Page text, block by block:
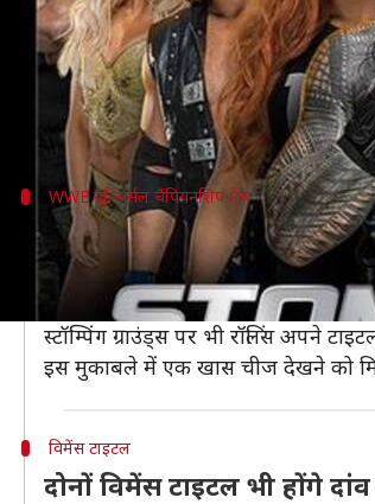
WWE इस साल एक और पे-पर-व्यू इवेंट
इसी महीने की शुरुआत में WWE ने
24 जून को WWE स्टॉम्पिंग ग्राउंड्स
WWE यूनिवर्सल चैंपियनशिप मैच
कॉर्बिन के खिलाफ यूनिवर्सल
सैथ रॉलिंस ने रेसलमेनिया 35 पर ब्रॉक
सुपर शोडाउन पर रॉलिंस ने अपने टाइटल
स्टॉम्पिंग ग्राउंड्स पर भी रॉलिंस अपने
इस मुकाबले में एक खास चीज देखने को
विमेंस टाइटल
दोनों विमेंस टाइटल भी होंगे